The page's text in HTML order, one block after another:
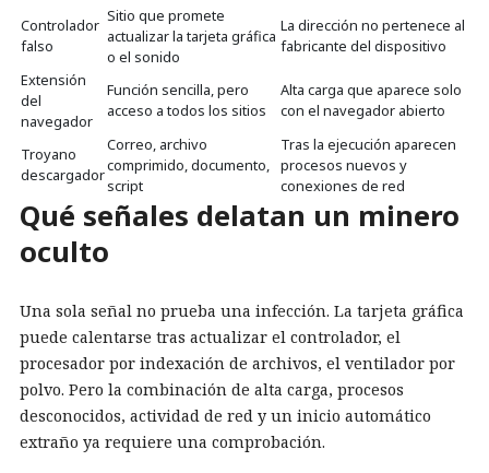
Controlador
falso
Sitio que promete
actualizar la tarjeta gráfica
o el sonido
La dirección no pertenece al
fabricante del dispositivo
Extensión
del
navegador
Función sencilla, pero
acceso a todos los sitios
Alta carga que aparece solo
con el navegador abierto
Troyano
descargador
Correo, archivo
comprimido, documento,
script
Tras la ejecución aparecen
procesos nuevos y
conexiones de red
Qué señales delatan un minero
oculto
Una sola señal no prueba una infección. La tarjeta gráfica
puede calentarse tras actualizar el controlador, el
procesador por indexación de archivos, el ventilador por
polvo. Pero la combinación de alta carga, procesos
desconocidos, actividad de red y un inicio automático
extraño ya requiere una comprobación.